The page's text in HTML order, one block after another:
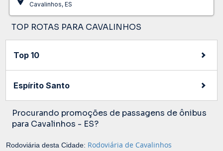
Cavalinhos, ES
TOP ROTAS PARA CAVALINHOS
Top 10
Espírito Santo
Procurando promoções de passagens de ônibus
para Cavalinhos - ES?
Rodoviária desta Cidade: Rodoviária de Cavalinhos